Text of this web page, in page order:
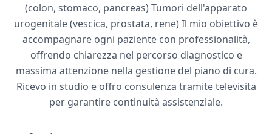
(colon, stomaco, pancreas) Tumori dell'apparato
urogenitale (vescica, prostata, rene) Il mio obiettivo è
accompagnare ogni paziente con professionalità,
offrendo chiarezza nel percorso diagnostico e
massima attenzione nella gestione del piano di cura.
Ricevo in studio e offro consulenza tramite televisita
per garantire continuità assistenziale.